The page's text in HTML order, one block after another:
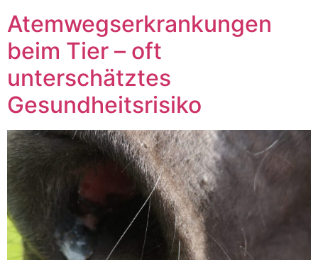
Atemwegserkrankungen
beim Tier – oft
unterschätztes
Gesundheitsrisiko